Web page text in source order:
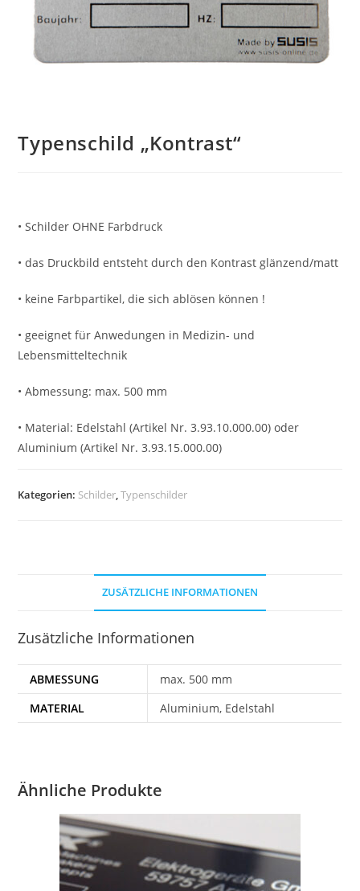
Typenschild „Kontrast“
• Schilder OHNE Farbdruck
• das Druckbild entsteht durch den Kontrast glänzend/matt
• keine Farbpartikel, die sich ablösen können !
• geeignet für Anwedungen in Medizin- und
Lebensmitteltechnik
• Abmessung: max. 500 mm
• Material: Edelstahl (Artikel Nr. 3.93.10.000.00) oder
Aluminium (Artikel Nr. 3.93.15.000.00)
Kategorien: Schilder,Typenschilder
ZUSÄTZLICHE INFORMATIONEN
Zusätzliche Informationen
ABMESSUNG
max. 500 mm
MATERIAL
Aluminium, Edelstahl
Ähnliche Produkte